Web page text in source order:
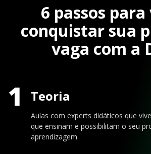
6 passos para
conquistar sua
vaga com a
1 Teoria
Aulas com experts didáticos que
que ensinam e possibilitam o seu
aprendizagem.